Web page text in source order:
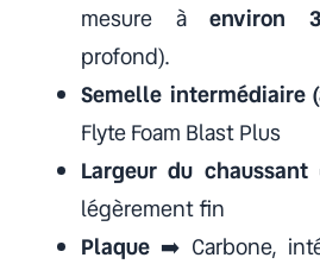
mesure àenviron
profond).
Semelle intermédiaire
Flyte Foam Blast Plus
Largeur du chaussant
légèrement fin
Plaque ➡️ Carbone,